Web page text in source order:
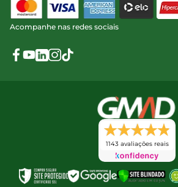
Acompanhe nas redes sociais
1143 avaliações reais